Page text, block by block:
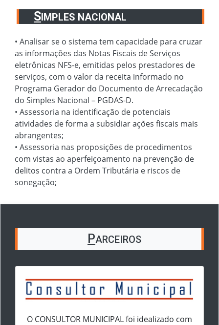
SIMPLES NACIONAL
• Analisar se o sistema tem capacidade para cruzar
as informações das Notas Fiscais de Serviços
eletrônicas NFS-e, emitidas pelos prestadores de
serviços, com o valor da receita informado no
Programa Gerador do Documento de Arrecadação
do Simples Nacional – PGDAS-D.
• Assessoria na identificação de potenciais
atividades de forma a subsidiar ações fiscais mais
abrangentes;
• Assessoria nas proposições de procedimentos
com vistas ao aperfeiçoamento na prevenção de
delitos contra a Ordem Tributária e riscos de
sonegação;
PARCEIROS
O CONSULTOR MUNICIPAL foi idealizado com